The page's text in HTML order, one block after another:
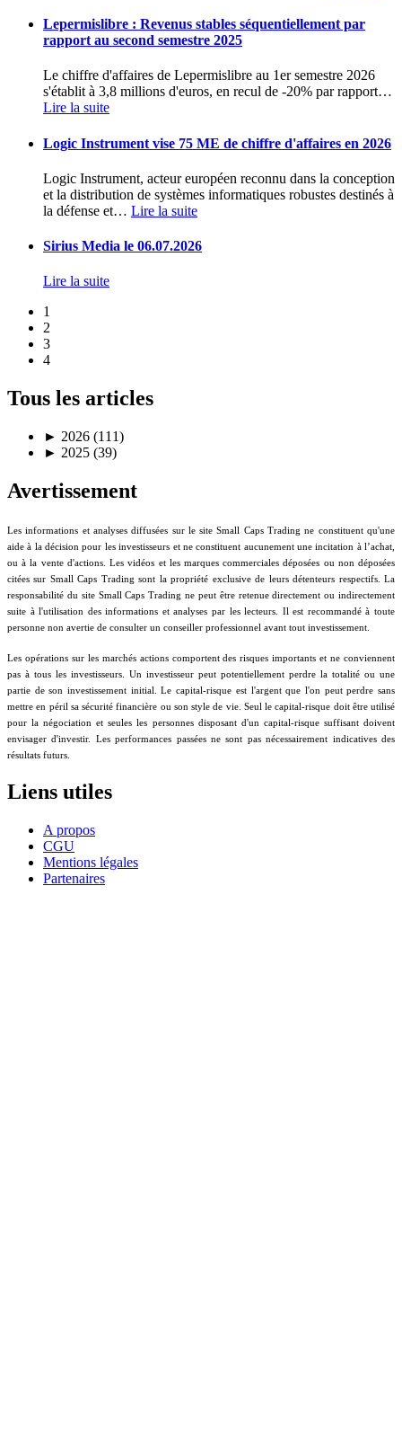
Lepermislibre : Revenus stables séquentiellement par
rapport au second semestre 2025
Le chiffre d'affaires de Lepermislibre au 1er semestre 2026
s'établit à 3,8 millions d'euros, en recul de -20% par rapport…
Lire la suite
Logic Instrument vise 75 ME de chiffre d'affaires en 2026
Logic Instrument, acteur européen reconnu dans la conception
et la distribution de systèmes informatiques robustes destinés à
la défense et… Lire la suite
Sirius Media le 06.07.2026
Lire la suite
1
2
3
4
Tous les articles
► 2026 (111)
► 2025 (39)
Avertissement
Les informations et analyses diffusées sur le site Small Caps Trading ne constituent qu'une
aide à la décision pour les investisseurs et ne constituent aucunement une incitation à l’achat,
ou à la vente d'actions. Les vidéos et les marques commerciales déposées ou non déposées
citées sur Small Caps Trading sont la propriété exclusive de leurs détenteurs respectifs. La
responsabilité du site Small Caps Trading ne peut être retenue directement ou indirectement
suite à l'utilisation des informations et analyses par les lecteurs. Il est recommandé à toute
personne non avertie de consulter un conseiller professionnel avant tout investissement.
Les opérations sur les marchés actions comportent des risques importants et ne conviennent
pas à tous les investisseurs. Un investisseur peut potentiellement perdre la totalité ou une
partie de son investissement initial. Le capital-risque est l'argent que l'on peut perdre sans
mettre en péril sa sécurité financière ou son style de vie. Seul le capital-risque doit être utilisé
pour la négociation et seules les personnes disposant d'un capital-risque suffisant doivent
envisager d'investir. Les performances passées ne sont pas nécessairement indicatives des
résultats futurs.
Liens utiles
A propos
CGU
Mentions légales
Partenaires